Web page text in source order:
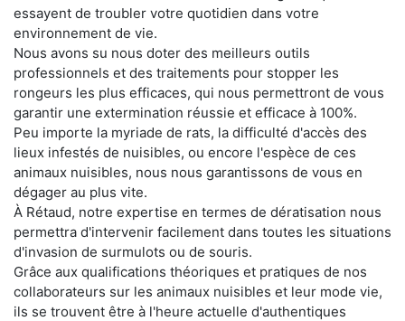
essayent de troubler votre quotidien dans votre
environnement de vie.
Nous avons su nous doter des meilleurs outils
professionnels et des traitements pour stopper les
rongeurs les plus efficaces, qui nous permettront de vous
garantir une extermination réussie et efficace à 100%.
Peu importe la myriade de rats, la difficulté d'accès des
lieux infestés de nuisibles, ou encore l'espèce de ces
animaux nuisibles, nous nous garantissons de vous en
dégager au plus vite.
À Rétaud, notre expertise en termes de dératisation nous
permettra d'intervenir facilement dans toutes les situations
d'invasion de surmulots ou de souris.
Grâce aux qualifications théoriques et pratiques de nos
collaborateurs sur les animaux nuisibles et leur mode vie,
ils se trouvent être à l'heure actuelle d'authentiques